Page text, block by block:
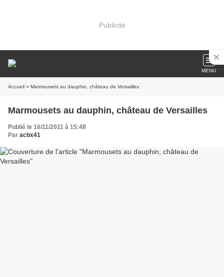
Publicité
MENU
Accueil » Marmousets au dauphin, château de Versailles
Marmousets au dauphin, château de Versailles
Publié le 16/11/2011 à 15:48
Par acbx41